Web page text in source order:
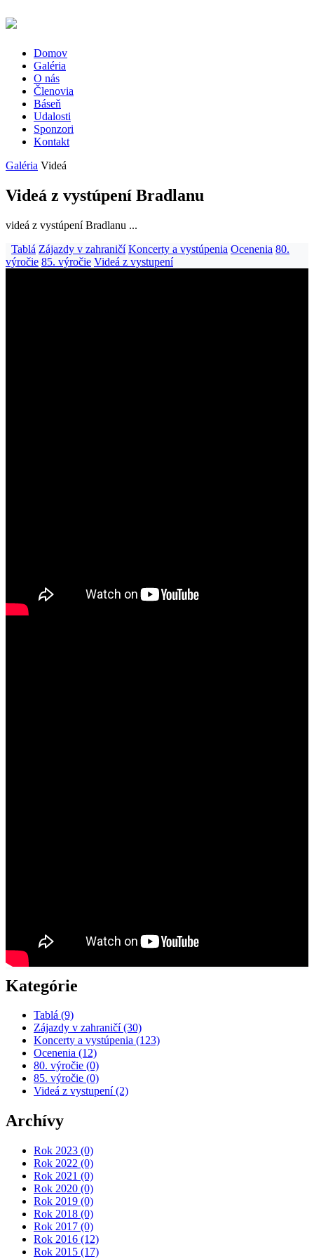
Domov
Galéria
O nás
Členovia
Báseň
Udalosti
Sponzori
Kontakt
Galéria Videá
Videá z vystúpení Bradlanu
videá z vystúpení Bradlanu ...
Tablá Zájazdy v zahraničí Koncerty a vystúpenia Ocenenia 80.
výročie 85. výročie Videá z vystupení
Kategórie
Tablá (9)
Zájazdy v zahraničí(30)
Koncerty a vystúpenia (123)
Ocenenia (12)
80. výročie (0)
85. výročie (0)
Videá z vystupení(2)
Archívy
Rok 2023 (0)
Rok 2022 (0)
Rok 2021 (0)
Rok 2020 (0)
Rok 2019 (0)
Rok 2018 (0)
Rok 2017 (0)
Rok 2016 (12)
Rok 2015 (17)